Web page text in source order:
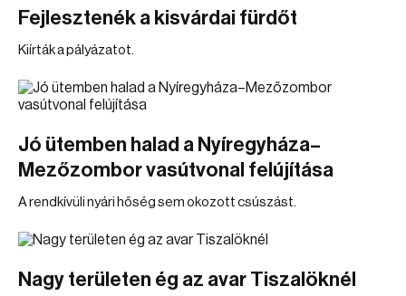
Fejlesztenék a kisvárdai fürdőt
Kiírták a pályázatot.
Jó ütemben halad a Nyíregyháza–
Mezőzombor vasútvonal felújítása
A rendkívüli nyári hőség sem okozott csúszást.
Nagy területen ég az avar Tiszalöknél